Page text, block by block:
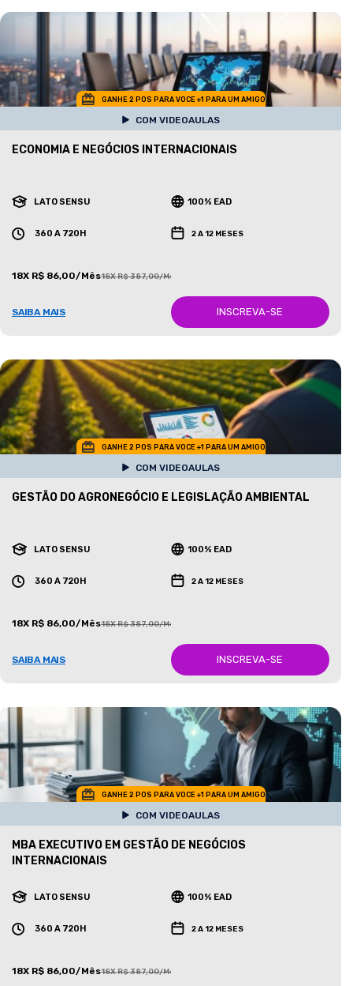
GANHE 2 POS PARA VOCE +1 PARA UM AMIGO
COM VIDEOAULAS
ECONOMIA E NEGÓCIOS INTERNACIONAIS
LATO SENSU 100% EAD
360 A 720H 2 A 12 MESES
18X R$ 86,00/Mês18X R$ 387,00/Mês
SAIBA MAIS INSCREVA-SE
GANHE 2 POS PARA VOCE +1 PARA UM AMIGO
COM VIDEOAULAS
GESTÃO DO AGRONEGÓCIO E LEGISLAÇÃO AMBIENTAL
LATO SENSU 100% EAD
360 A 720H 2 A 12 MESES
18X R$ 86,00/Mês18X R$ 387,00/Mês
SAIBA MAIS INSCREVA-SE
GANHE 2 POS PARA VOCE +1 PARA UM AMIGO
COM VIDEOAULAS
MBA EXECUTIVO EM GESTÃO DE NEGÓCIOS
INTERNACIONAIS
LATO SENSU 100% EAD
360 A 720H 2 A 12 MESES
18X R$ 86,00/Mês18X R$ 387,00/Mês